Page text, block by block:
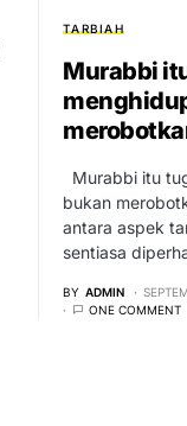
TARBIAH
Murabbi
Murabbi itu
bukan
antara aspek
sentiasa
BY ADMIN
ONE COMMENT